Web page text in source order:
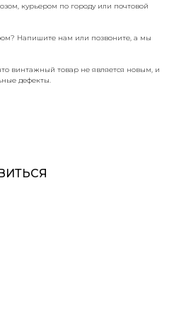
курьером по городу или почтовой
Напишите нам или позвоните, а мы
винтажный товар не является новым, и
дефекты.